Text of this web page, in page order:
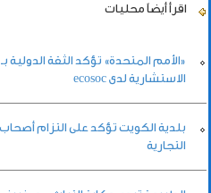
اقرأ أيضاً محليات
«الأمم المتحدة» تؤكد الثقة الدولية
الاستشارية لدى ecosoc
بلدية الكويت تؤكد على التزام
التجارية